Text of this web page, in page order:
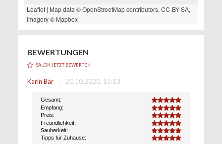
Leaflet| Map data ©OpenStreetMapcontributors, CC-BY-SA,
Imagery © Mapbox
BEWERTUNGEN
SALON JETZT BEWERTEN
Karin Bär · 20.10.2020, 15:13
Gesamt: 5.0
Empfang: 5.0
Preis: 5.0
Freundlichkeit: 5.0
Sauberkeit: 5.0
Tipps für Zuhause: 5.0